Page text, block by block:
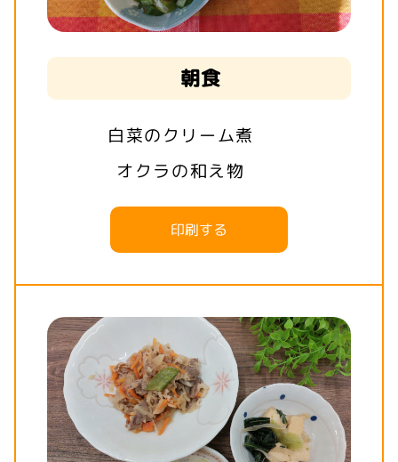
朝食
白菜のクリーム煮
オクラの和え物
印刷する